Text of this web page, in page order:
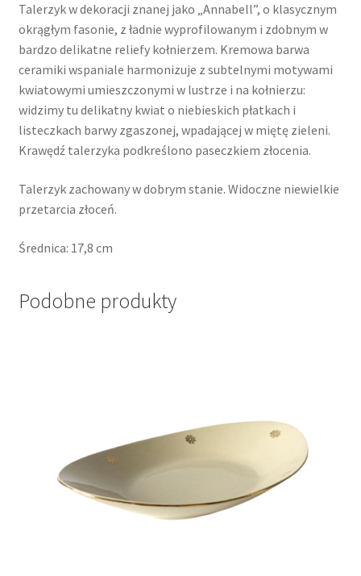
Talerzyk w dekoracji znanej jako „Annabell”, o klasycznym
okrągłym fasonie, z ładnie wyprofilowanym i zdobnym w
bardzo delikatne reliefy kołnierzem. Kremowa barwa
ceramiki wspaniale harmonizuje z subtelnymi motywami
kwiatowymi umieszczonymi w lustrze i na kołnierzu:
widzimy tu delikatny kwiat o niebieskich płatkach i
listeczkach barwy zgaszonej, wpadającej w miętę zieleni.
Krawędź talerzyka podkreślono paseczkiem złocenia.
Talerzyk zachowany w dobrym stanie. Widoczne niewielkie
przetarcia złoceń.
Średnica: 17,8 cm
Podobne produkty